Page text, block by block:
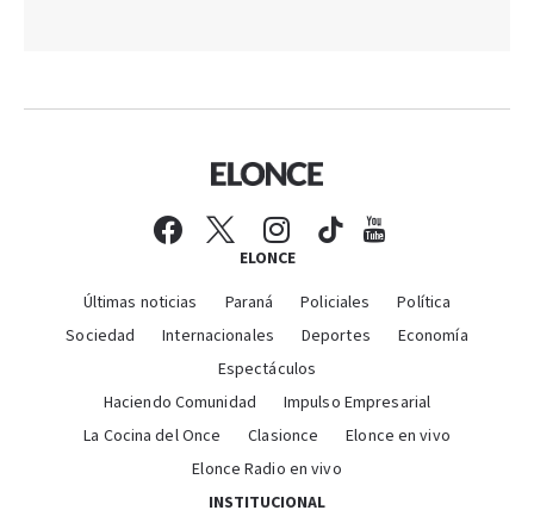
ELONCE
Últimas noticias Paraná Policiales
Política
Sociedad
Internacionales Deportes
Economía
Espectáculos
Haciendo Comunidad
Impulso Empresarial
La Cocina del Once
Clasionce
Elonce en vivo
Elonce Radio en vivo
INSTITUCIONAL